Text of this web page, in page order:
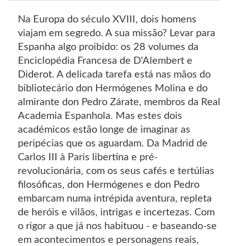
Na Europa do século XVIII, dois homens
viajam em segredo. A sua missão? Levar para
Espanha algo proibido: os 28 volumes da
Enciclopédia Francesa de D'Alembert e
Diderot. A delicada tarefa está nas mãos do
bibliotecário don Hermógenes Molina e do
almirante don Pedro Zárate, membros da Real
Academia Espanhola. Mas estes dois
académicos estão longe de imaginar as
peripécias que os aguardam. Da Madrid de
Carlos III à Paris libertina e pré-
revolucionária, com os seus cafés e tertúlias
filosóficas, don Hermógenes e don Pedro
embarcam numa intrépida aventura, repleta
de heróis e vilãos, intrigas e incertezas. Com
o rigor a que já nos habituou - e baseando-se
em acontecimentos e personagens reais,